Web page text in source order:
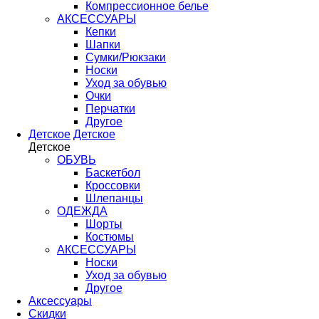
Компрессионное белье
АКСЕССУАРЫ
Кепки
Шапки
Сумки/Рюкзаки
Носки
Уход за обувью
Очки
Перчатки
Другое
Детское Детское
Детское
ОБУВЬ
Баскетбол
Кроссовки
Шлепанцы
ОДЕЖДА
Шорты
Костюмы
АКСЕССУАРЫ
Носки
Уход за обувью
Другое
Аксессуары
Скидки